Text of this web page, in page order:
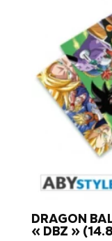
DRAGON
« DBZ »